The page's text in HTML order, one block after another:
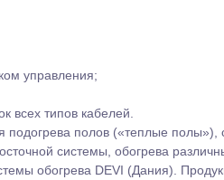
управления;
всех типов кабелей.
полов («теплые полы»),
системы, обогрева
обогрева DEVI (Дания).